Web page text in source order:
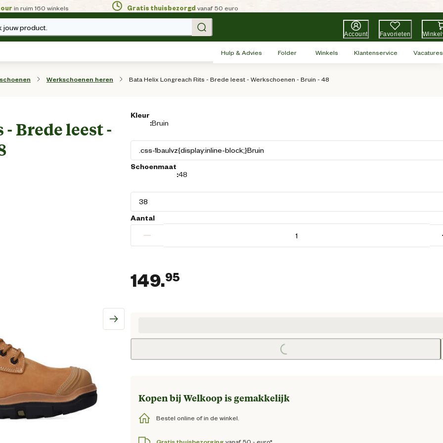
in ruim 160 winkels Gratis thuisbezorgd vanaf 50 euro
jouw product.
Account Favorieten
Hulp & Advies Folder Winkels Klantenservice Vacatures
Werkschoenen heren Bata Helix Longreach Rits - Brede leest - Werkschoenen - Bruin - 48
Brede leest -
Kleur
:Bruin
Schoenmaat
:48
Aantal
−
149.95
Loading...
Kopen bij Welkoop is gemakkelijk
Bestel online of in de winkel.